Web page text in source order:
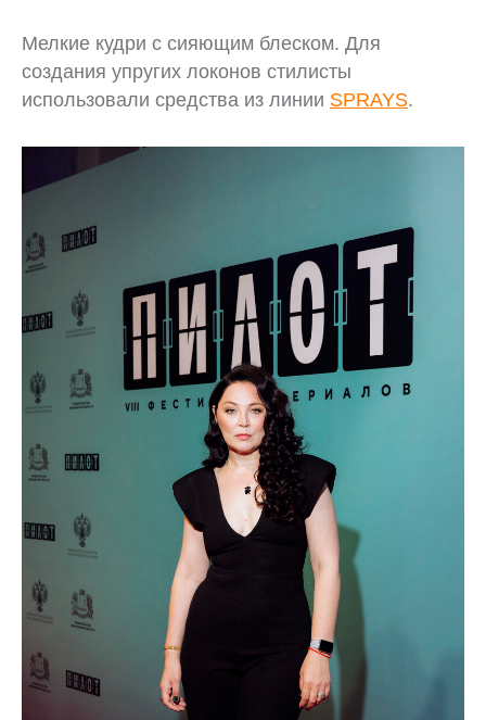
Мелкие кудри с сияющим блеском. Для
создания упругих локонов стилисты
использовали средства из линии SPRAYS.